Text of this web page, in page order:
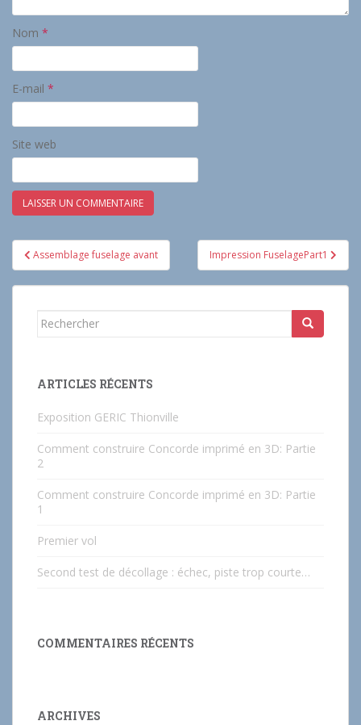
Nom *
E-mail *
Site web
Navigation
de
l’article
Assemblage fuselage avant Impression FuselagePart1
Rechercher...
ARTICLES RÉCENTS
Exposition GERIC Thionville
Comment construire Concorde imprimé en 3D: Partie
2
Comment construire Concorde imprimé en 3D: Partie
1
Premier vol
Second test de décollage : échec, piste trop courte…
COMMENTAIRES RÉCENTS
ARCHIVES